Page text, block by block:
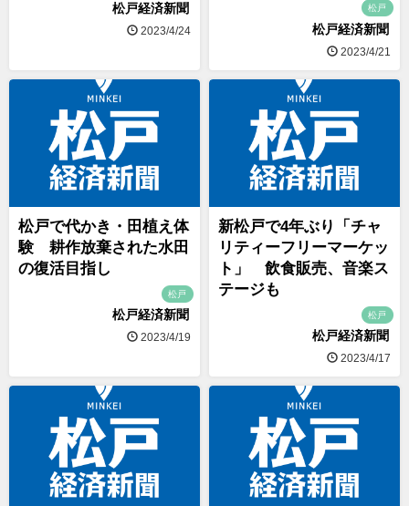
松戸経済新聞
2023/4/24
松戸
松戸経済新聞
2023/4/21
松戸で代かき・田植え体
験 耕作放棄された水田
の復活目指し
松戸
松戸経済新聞
2023/4/19
新松戸で4年ぶり「チャ
リティーフリーマーケッ
ト」 飲食販売、音楽ス
テージも
松戸
松戸経済新聞
2023/4/17